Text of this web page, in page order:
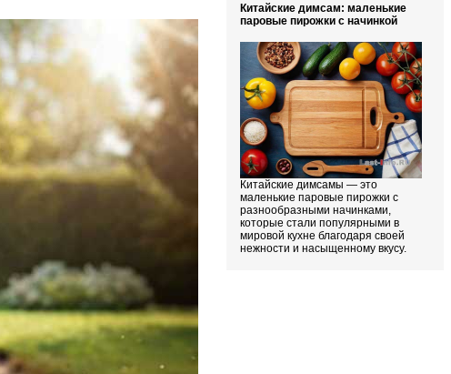
Китайские димсам: маленькие
паровые пирожки с начинкой
Китайские димсамы — это
маленькие паровые пирожки с
разнообразными начинками,
которые стали популярными в
мировой кухне благодаря своей
нежности и насыщенному вкусу.